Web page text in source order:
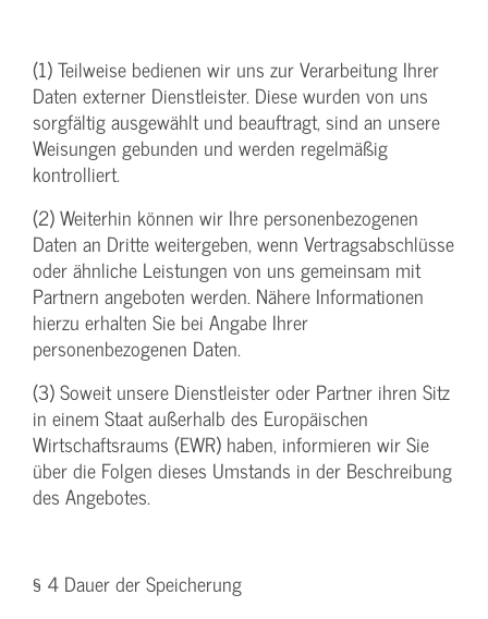
(1) Teilweise bedienen wir uns zur Verarbeitung Ihrer
Daten externer Dienstleister. Diese wurden von uns
sorgfältig ausgewählt und beauftragt, sind an unsere
Weisungen gebunden und werden regelmäßig
kontrolliert.
(2) Weiterhin können wir Ihre personenbezogenen
Daten an Dritte weitergeben, wenn Vertragsabschlüsse
oder ähnliche Leistungen von uns gemeinsam mit
Partnern angeboten werden. Nähere Informationen
hierzu erhalten Sie bei Angabe Ihrer
personenbezogenen Daten.
(3) Soweit unsere Dienstleister oder Partner ihren Sitz
in einem Staat außerhalb des Europäischen
Wirtschaftsraums (EWR) haben, informieren wir Sie
über die Folgen dieses Umstands in der Beschreibung
des Angebotes.
§ 4 Dauer der Speicherung